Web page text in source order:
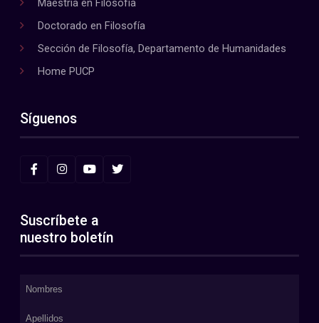
Maestría en Filosofía
Doctorado en Filosofía
Sección de Filosofía, Departamento de Humanidades
Home PUCP
Síguenos
Suscríbete a
nuestro boletín